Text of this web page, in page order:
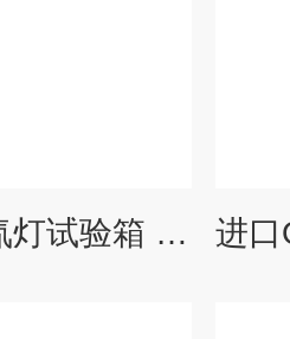
Q-SUN Xe-8 氙灯试验箱 中国找罗中科技采购